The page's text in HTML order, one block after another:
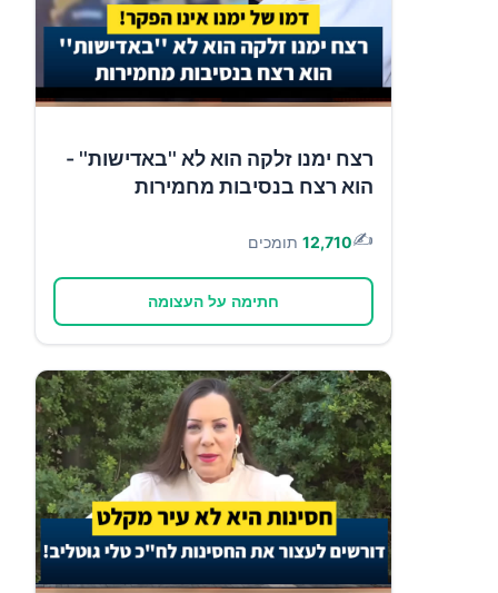
רצח ימנו זלקה הוא לא ''באדישות'' -
הוא רצח בנסיבות מחמירות
✍️
12,710 תומכים
חתימה על העצומה